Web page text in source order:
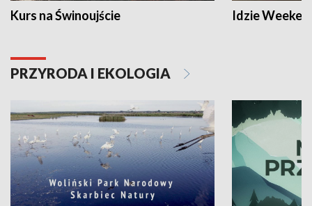
Kurs na Świnoujście Idzie
PRZYRODA I EKOLOGIA